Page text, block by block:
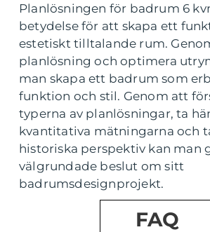
Planlösningen för badrum 6
betydelse för att skapa ett
estetiskt tilltalande rum.
planlösning och optimera
man skapa ett badrum som
funktion och stil. Genom att
typerna av planlösningar, ta
kvantitativa mätningarna och
historiska perspektiv kan man
välgrundade beslut om sitt
badrumsdesignprojekt.
FAQ